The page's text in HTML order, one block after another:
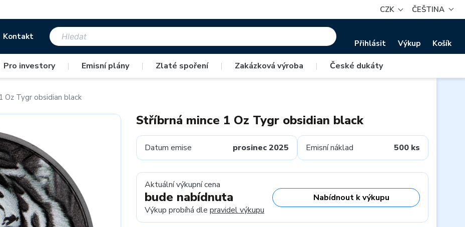
CZK ČEŠTINA
Kontakt
Přihlásit Výkup Košík
Pro investory | Emisní plány | Zlaté spoření | Zakázková výroba | České dukáty
Oz Tygr obsidian black
Stříbrná mince 1 Oz Tygr obsidian black
Datum emise prosinec 2025 Emisní náklad 500 ks
Aktuální výkupní cena
bude nabídnuta
Výkup probíhá dle pravidel výkupu
Nabídnout k výkupu